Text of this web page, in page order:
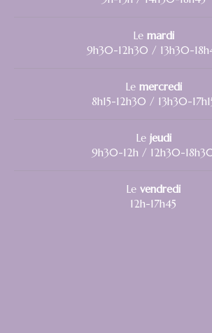
Le mardi
9h30-12h30 / 13h30-
Le mercredi
8h15-12h30 / 13h30-
Le jeudi
9h30-12h / 12h30-
Le vendredi
12h-17h45